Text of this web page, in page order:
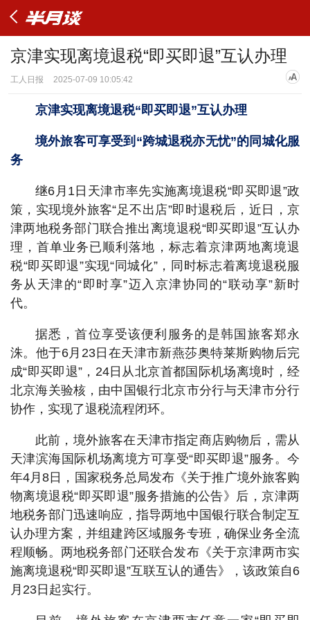
京津实现离境退税“即买即退”互认办理
工人日报 2025-07-09 10:05:42
京津实现离境退税“即买即退”互认办理
境外旅客可享受到“跨城退税亦无忧”的同城化服
务
继6月1日天津市率先实施离境退税“即买即退”政
策，实现境外旅客“足不出店”即时退税后，近日，京
津两地税务部门联合推出离境退税“即买即退”互认办
理，首单业务已顺利落地，标志着京津两地离境退
税“即买即退”实现“同城化”，同时标志着离境退税服
务从天津的“即时享”迈入京津协同的“联动享”新时
代。
据悉，首位享受该便利服务的是韩国旅客郑永
洙。他于6月23日在天津市新燕莎奥特莱斯购物后完
成“即买即退”，24日从北京首都国际机场离境时，经
北京海关验核，由中国银行北京市分行与天津市分行
协作，实现了退税流程闭环。
此前，境外旅客在天津市指定商店购物后，需从
天津滨海国际机场离境方可享受“即买即退”服务。今
年4月8日，国家税务总局发布《关于推广境外旅客购
物离境退税“即买即退”服务措施的公告》后，京津两
地税务部门迅速响应，指导两地中国银行联合制定互
认办理方案，并组建跨区域服务专班，确保业务全流
程顺畅。两地税务部门还联合发布《关于京津两市实
施离境退税“即买即退”互联互认的通告》，该政策自6
月23日起实行。